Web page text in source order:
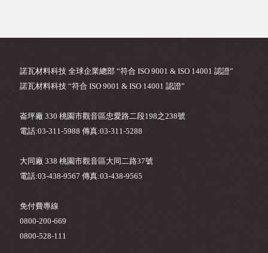
諾瓦材料科技 全球企業總部 “符合 ISO 9001 & ISO 14001 認證”
諾瓦材料科技 “符合 ISO 9001 & ISO 14001 認證”
崙坪廠 330 桃園市觀音區忠愛路二段198之238號
電話:03-311-5988 傳真:03-311-5288
大同廠 338 桃園市觀音區大同二路37號
電話:03-438-9567 傳真:03-438-9565
免付費專線
0800-200-669
0800-528-111